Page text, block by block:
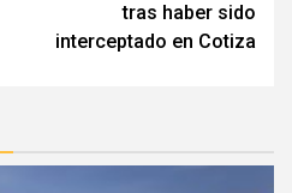
tras haber sido
interceptado en Cotiza